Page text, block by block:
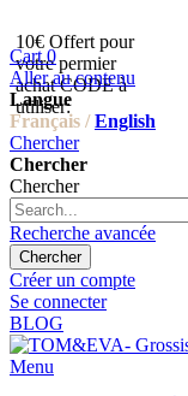
10€ Offert pour
votre permier
achat CODE à
utiliser:
Cart 0
Aller au contenu
Langue
Français / English
Chercher
Chercher
Chercher
Recherche avancée
Chercher
Créer un compte
Se connecter
BLOG
Menu